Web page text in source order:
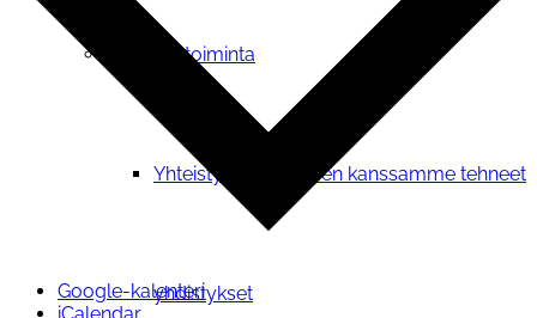
Verkostotoiminta
Yhteistyosopimuksen kanssamme tehneet
yhdistykset
Google-kalenteri